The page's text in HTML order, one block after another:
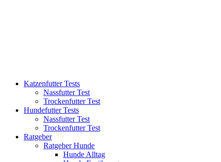
Katzenfutter Tests
Nassfutter Test
Trockenfutter Test
Hundefutter Tests
Nassfutter Test
Trockenfutter Test
Ratgeber
Ratgeber Hunde
Hunde Alltag